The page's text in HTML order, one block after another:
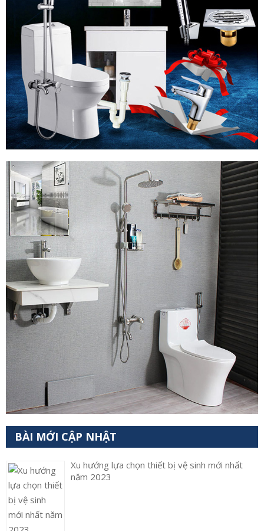
BÀI MỚI CẬP NHẬT
Xu hướng lựa chọn thiết bị vệ sinh mới nhất
năm 2023